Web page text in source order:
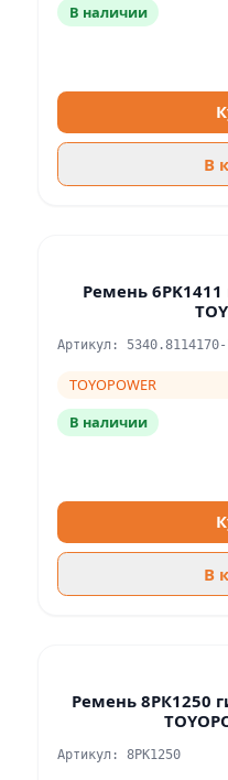
В наличии
В
Ремень
Артикул: 5340.8114170-
TOYOPOWER
В наличии
В
Ремень 8РК1250
Артикул: 8PK1250